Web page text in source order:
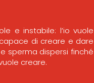
e instabile: l’io vuole
di creare e dare
sperma dispersi finché
creare.